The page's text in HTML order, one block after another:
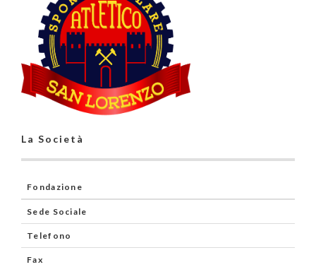
La Società
Fondazione
Sede Sociale
Telefono
Fax